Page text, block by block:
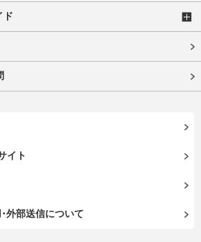
ド
イト
外部送信について